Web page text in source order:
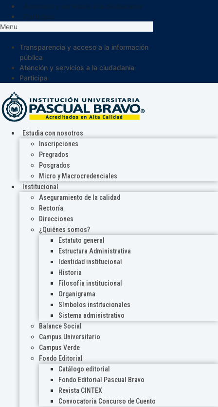
Menu
Transparencia y acceso a la información
pública
Atención y servicios a la ciudadanía
Participa
Estudia con nosotros
Inscripciones
Pregrados
Posgrados
Micro y Macrocredenciales
Institucional
Aseguramiento de la calidad
Rectoría
Direcciones
¿Quiénes somos?
Estatuto general
Estructura Administrativa
Identidad institucional
Historia
Filosofía institucional
Organigrama
Símbolos institucionales
Sistema administrativo
Balance Social
Campus Universitario
Campus Verde
Fondo Editorial
Catálogo editorial
Fondo Editorial Pascual Bravo
Revista CINTEX
Convocatoria Concurso de Cuento